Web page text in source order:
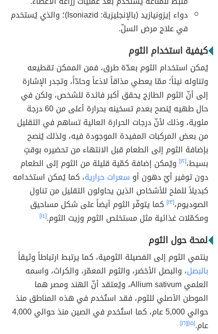
دواء إيزونيازيد (بالإنجليزية: Isoniazid)؛ والذي يُستخدم
في علاج مرض السلّ.
كيفية استخدام الثوم
يُمكن استخدام الثوم بعدّة طرق، فمن الممكن تقطيعه
وتناوله نيئاً؛ ممّا يعطي مذاقاً لاذعاً وحادّاً، وتجدر الإشارة
إلى أنّ الثوم الطازج يحقق أكبر فائدة للشخص، ولكن في
حال طهيه يُنصح بعدم تسخينه بحرارة أعلى من 60 درجة
مئوية، وذلك لأنّ درجات الحرارة العالية تساهم في التقليل
من بعض المركبات المفيدة الموجودة فيه، ولذلك يُنصح
بإضافة الثوم إلى الطعام قبل الانتهاء من تحضيره بوقتٍ
بسيط،[١٢]
ويُمكن إضافة كمّية قليلة من الثوم إلى الطعام
دون توفير أيّ دهون أو سعرات حرارية، كما يُمكن استخدامه
كبديلاً للملح للأشخاص الذين يحاولون التقليل من تناول
الصوديوم،[١٣]
كما يتوفّر الثوم أيضاً على شكل مساحيق
ومكمّلات غذائية مثل مستخلص الثوم وزيت الثوم.[١٤]
لمحة حول الثوم
ينتمي الثوم إلى الفصيلة الثومية، كما يرتبط ارتباطاً وثيقاً
بالبصل، والبصل الأخضر، والثوم المعمّر، والكراث، واسمه
العلمي Allium sativum، ويُعتقد أنّ الهند ومصر هما
الموطن الأصلي للثوم، فقد استُخدم في هذه المناطق منذ
حوالي 5,000 عام، كما استُخدم في الصين منذ حوالي 4,000
عام.[١٥] [١٦]